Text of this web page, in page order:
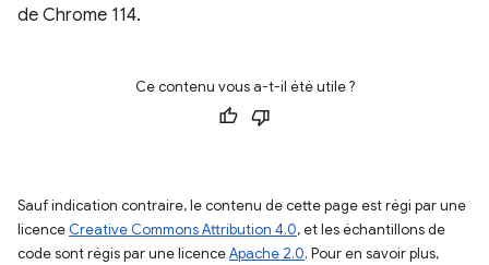
de Chrome 114.
Ce contenu vous a-t-il été utile ?
Sauf indication contraire, le contenu de cette page est régi par une
licence Creative Commons Attribution 4.0, et les échantillons de
code sont régis par une licenceApache 2.0. Pour en savoir plus,